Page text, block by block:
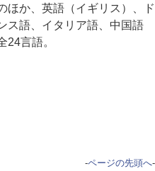
ほか、英語（イギリス）、ド
ス語、イタリア語、中国語
24言語。
-ページの先頭へ-